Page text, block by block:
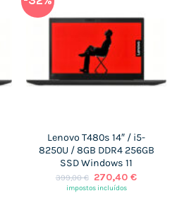
Lenovo T480s 14″ / i5-
8250U / 8GB DDR4 256GB
SSD Windows 11
399,00€ O
preço
270,40€O
impostos incluídos